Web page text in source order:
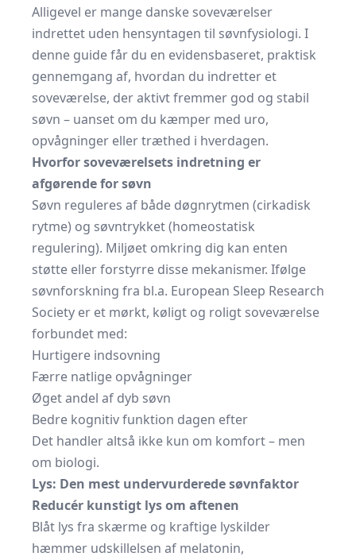
Alligevel er mange danske soveværelser
indrettet uden hensyntagen til søvnfysiologi. I
denne guide får du en evidensbaseret, praktisk
gennemgang af, hvordan du indretter et
soveværelse, der aktivt fremmer god og stabil
søvn – uanset om du kæmper med uro,
opvågninger eller træthed i hverdagen.
Hvorfor soveværelsets indretning er
afgørende for søvn
Søvn reguleres af både døgnrytmen (cirkadisk
rytme) og søvntrykket (homeostatisk
regulering). Miljøet omkring dig kan enten
støtte eller forstyrre disse mekanismer. Ifølge
søvnforskning fra bl.a. European Sleep Research
Society er et mørkt, køligt og roligt soveværelse
forbundet med:
Hurtigere indsovning
Færre natlige opvågninger
Øget andel af dyb søvn
Bedre kognitiv funktion dagen efter
Det handler altså ikke kun om komfort – men
om biologi.
Lys: Den mest undervurderede søvnfaktor
Reducér kunstigt lys om aftenen
Blåt lys fra skærme og kraftige lyskilder
hæmmer udskillelsen af melatonin,